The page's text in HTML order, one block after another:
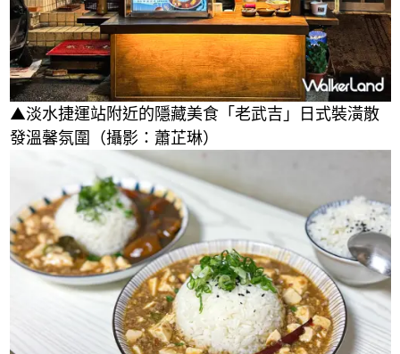
▲淡水捷運站附近的隱藏美食「老武吉」日式裝潢散
發溫馨氛圍（攝影：蕭芷琳）